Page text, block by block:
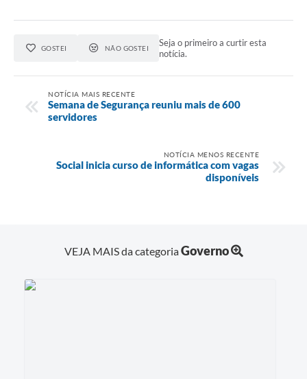
GOSTEI NÃO GOSTEI
Seja o primeiro a curtir esta
notícia.
NOTÍCIA MAIS RECENTE
Semana de Segurança reuniu mais de 600
servidores
NOTÍCIA MENOS RECENTE
Social inicia curso de informática com vagas
disponíveis
VEJA MAIS da categoriaGoverno